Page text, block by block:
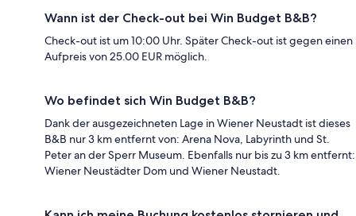
Wann ist der Check-out bei Win Budget B&B?
Check-out ist um 10:00 Uhr. Später Check-out ist gegen einen
Aufpreis von 25.00 EUR möglich.
Wo befindet sich Win Budget B&B?
Dank der ausgezeichneten Lage in Wiener Neustadt ist dieses
B&B nur 3 km entfernt von: Arena Nova, Labyrinth und St.
Peter an der Sperr Museum. Ebenfalls nur bis zu 3 km entfernt:
Wiener Neustädter Dom und Wiener Neustadt.